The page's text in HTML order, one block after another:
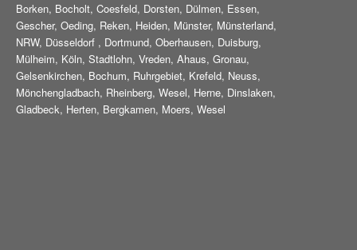
Borken, Bocholt, Coesfeld, Dorsten, Dülmen, Essen,
Gescher, Oeding, Reken, Heiden, Münster, Münsterland,
NRW, Düsseldorf , Dortmund, Oberhausen, Duisburg,
Mülheim, Köln, Stadtlohn, Vreden, Ahaus, Gronau,
Gelsenkirchen, Bochum, Ruhrgebiet, Krefeld, Neuss,
Mönchengladbach, Rheinberg, Wesel, Herne, Dinslaken,
Gladbeck, Herten, Bergkamen, Moers, Wesel